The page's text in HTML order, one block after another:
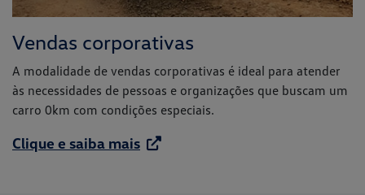
Vendas corporativas
A modalidade de vendas corporativas é ideal para atender
às necessidades de pessoas e organizações que buscam um
carro 0km com condições especiais.
Clique e saiba mais